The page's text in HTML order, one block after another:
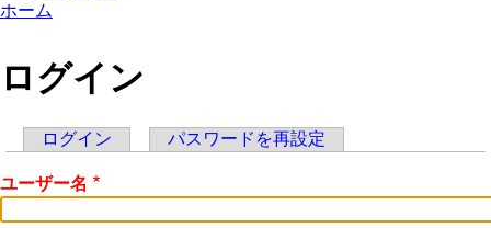
ホーム
ログイン
tabs
ログイン パスワードを再設定
ユーザー名